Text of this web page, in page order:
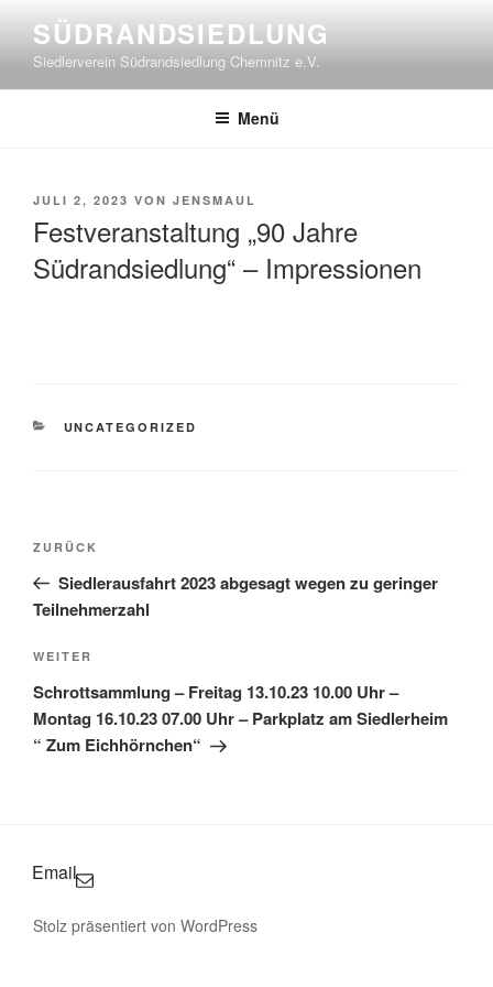
Inhalt
springen
SÜDRANDSIEDLUNG
Siedlerverein Südrandsiedlung Chemnitz e.V.
Menü
VERÖFFENTLICHT
JULI 2, 2023 VON JENSMAUL
Festveranstaltung „90 Jahre
Südrandsiedlung“ – Impressionen
KATEGORIEN
UNCATEGORIZED
Beitragsnavigation
Vorheriger
Beitrag
ZURÜCK
Siedlerausfahrt 2023 abgesagt wegen zu geringer
Teilnehmerzahl
Nächster
Beitrag
WEITER
Schrottsammlung – Freitag 13.10.23 10.00 Uhr –
Montag 16.10.23 07.00 Uhr – Parkplatz am Siedlerheim
“ Zum Eichhörnchen“
Email
Stolz präsentiert von WordPress